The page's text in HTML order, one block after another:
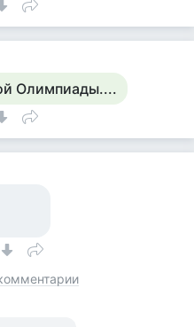
Олимпиады....